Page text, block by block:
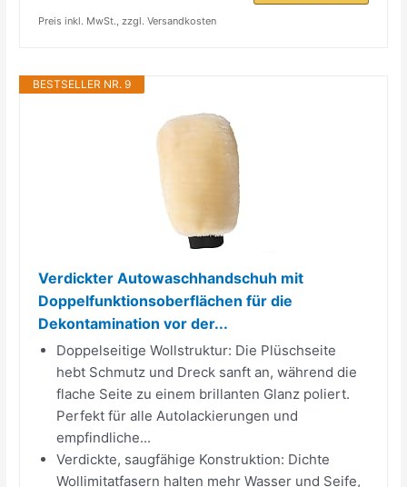
Preis inkl. MwSt., zzgl. Versandkosten
BESTSELLER NR. 9
Verdickter Autowaschhandschuh mit
Doppelfunktionsoberflächen für die
Dekontamination vor der...
Doppelseitige Wollstruktur: Die Plüschseite
hebt Schmutz und Dreck sanft an, während die
flache Seite zu einem brillanten Glanz poliert.
Perfekt für alle Autolackierungen und
empfindliche...
Verdickte, saugfähige Konstruktion: Dichte
Wollimitatfasern halten mehr Wasser und Seife,